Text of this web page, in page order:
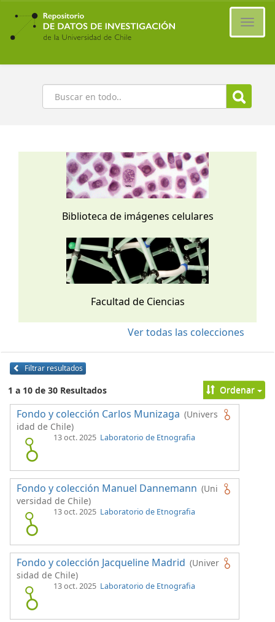
Ir
contenido
principal
Buscar
Biblioteca de imágenes celulares
Facultad de Ciencias
Ver todas las colecciones
Filtrar resultados
1 a 10 de 30 Resultados Ordenar
Fondo y colección Carlos Munizaga (Univers
idad de Chile)
13 oct. 2025 Laboratorio de Etnografia
Fondo y colección Manuel Dannemann (Uni
versidad de Chile)
13 oct. 2025 Laboratorio de Etnografia
Fondo y colección Jacqueline Madrid (Univer
sidad de Chile)
13 oct. 2025 Laboratorio de Etnografia